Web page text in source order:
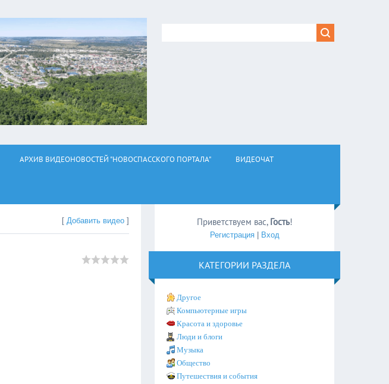
АРХИВ ВИДЕОНОВОСТЕЙ "НОВОСПАССКОГО ПОРТАЛА" ВИДЕОЧАТ
[Добавить видео ] Приветствуем вас, Гость!
Регистрация| Вход
КАТЕГОРИИ РАЗДЕЛА
Другое
Компьютерные игры
Красота и здоровье
Люди и блоги
Музыка
Общество
Путешествия и события